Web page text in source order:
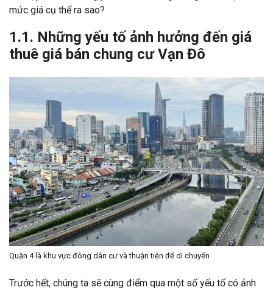
mức giá cụ thể ra sao?
1.1. Những yếu tố ảnh hưởng đến giá
thuê giá bán chung cư Vạn Đô
Quận 4 là khu vực đông dân cư và thuận tiện để di chuyển
Trước hết, chúng ta sẽ cùng điểm qua một số yếu tố có ảnh